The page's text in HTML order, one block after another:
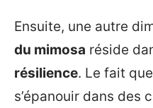
Ensuite, une autre
du mimosa réside
résilience. Le fait
s’épanouir dans des